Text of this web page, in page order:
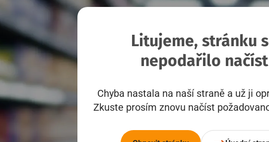
Litujeme, stránku
nepodařilo načíst
Chyba nastala na naší straně a už ji
Zkuste prosím znovu načíst